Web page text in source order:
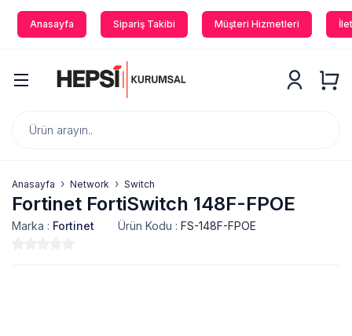
Anasayfa Sipariş Takibi Müşteri Hizmetleri
Anasayfa Network Switch
Fortinet FortiSwitch 148F-FPOE
Marka : Fortinet Ürün Kodu : FS-148F-FPOE